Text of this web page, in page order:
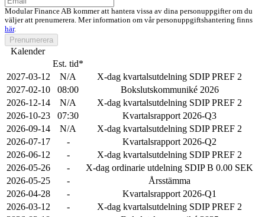
Modular Finance AB kommer att hantera vissa av dina personuppgifter om du
väljer att prenumerera. Mer information om vår personuppgiftshantering finns
här.
Prenumerera
Kalender
Est. tid*
2027-03-12
N/A
X-dag kvartalsutdelning SDIP PREF 2
2027-02-10
08:00
Bokslutskommuniké 2026
2026-12-14
N/A
X-dag kvartalsutdelning SDIP PREF 2
2026-10-23
07:30
Kvartalsrapport 2026-Q3
2026-09-14
N/A
X-dag kvartalsutdelning SDIP PREF 2
2026-07-17
-
Kvartalsrapport 2026-Q2
2026-06-12
-
X-dag kvartalsutdelning SDIP PREF 2
2026-05-26
-
X-dag ordinarie utdelning SDIP B 0.00 SEK
2026-05-25
-
Årsstämma
2026-04-28
-
Kvartalsrapport 2026-Q1
2026-03-12
-
X-dag kvartalsutdelning SDIP PREF 2